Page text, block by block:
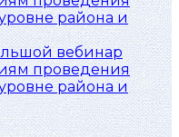
вебинар
проведения
района и